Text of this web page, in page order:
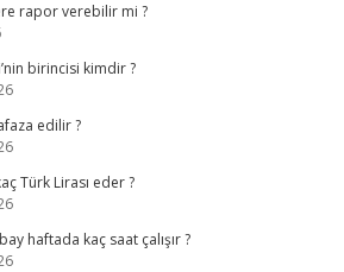
rapor verebilir mi ?
birincisi kimdir ?
edilir ?
Türk Lirası eder ?
haftada kaç saat çalışır ?